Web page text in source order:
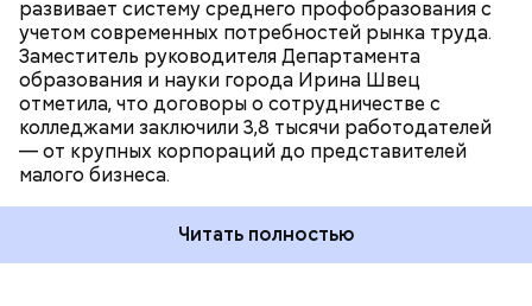
развивает систему среднего профобразования с
учетом современных потребностей рынка труда.
Заместитель руководителя Департамента
образования и науки города Ирина Швец
отметила, что договоры о сотрудничестве с
колледжами заключили 3,8 тысячи работодателей
— от крупных корпораций до представителей
малого бизнеса.
Читать полностью
— Увидев, как здесь все устроено, послушав
рассказы режиссеров, актеров, я по-другому стала
смотреть на кинематограф. Думаю, что мне было
бы интересно побыть за кадром, например в
кресле режиссера, — рассказала она.